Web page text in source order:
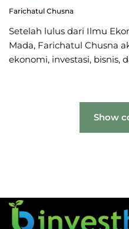
Farichatul Chusna
Setelah lulus dari Ilmu
Mada, Farichatul Chusna
ekonomi, investasi, bisnis,
Show